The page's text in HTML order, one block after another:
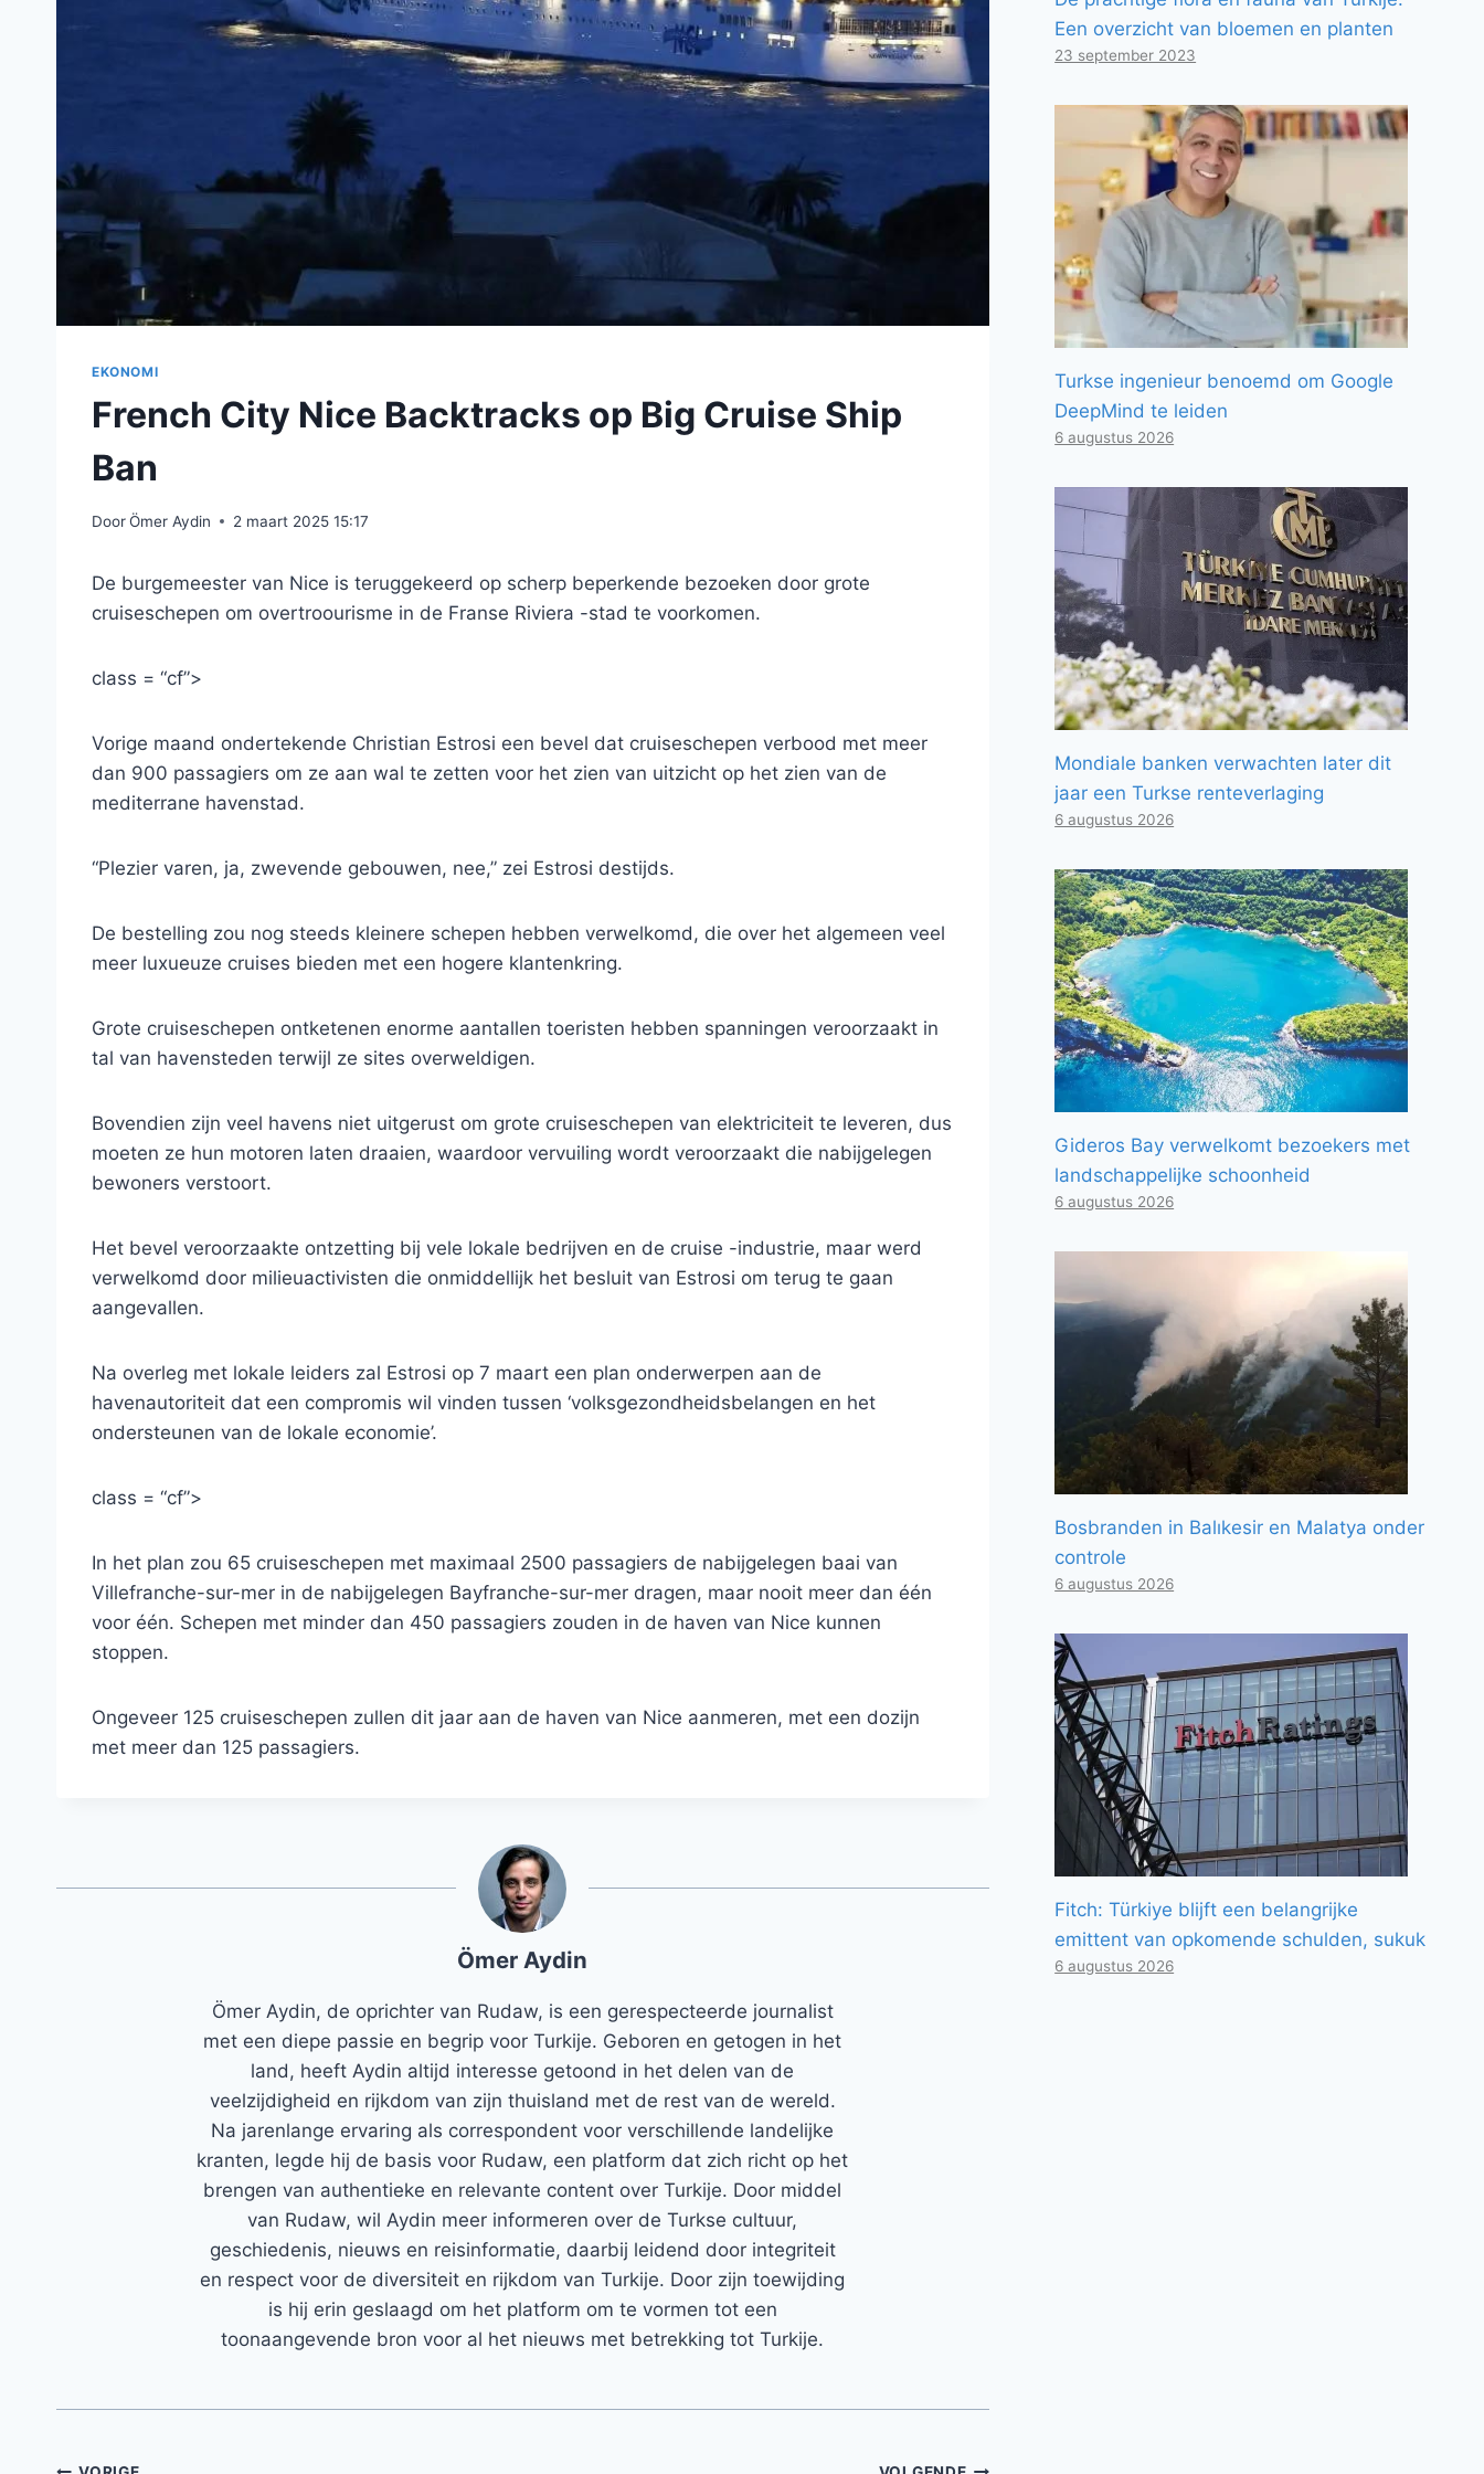
EKONOMI
French City Nice Backtracks op Big Cruise Ship
Ban
DoorÖmer Aydin 2 maart 2025 15:17
De burgemeester van Nice is teruggekeerd op scherp beperkende bezoeken door grote
cruiseschepen om overtroourisme in de Franse Riviera -stad te voorkomen.
class = “cf”>
Vorige maand ondertekende Christian Estrosi een bevel dat cruiseschepen verbood met meer
dan 900 passagiers om ze aan wal te zetten voor het zien van uitzicht op het zien van de
mediterrane havenstad.
“Plezier varen, ja, zwevende gebouwen, nee,” zei Estrosi destijds.
De bestelling zou nog steeds kleinere schepen hebben verwelkomd, die over het algemeen veel
meer luxueuze cruises bieden met een hogere klantenkring.
Grote cruiseschepen ontketenen enorme aantallen toeristen hebben spanningen veroorzaakt in
tal van havensteden terwijl ze sites overweldigen.
Bovendien zijn veel havens niet uitgerust om grote cruiseschepen van elektriciteit te leveren, dus
moeten ze hun motoren laten draaien, waardoor vervuiling wordt veroorzaakt die nabijgelegen
bewoners verstoort.
Het bevel veroorzaakte ontzetting bij vele lokale bedrijven en de cruise -industrie, maar werd
verwelkomd door milieuactivisten die onmiddellijk het besluit van Estrosi om terug te gaan
aangevallen.
Na overleg met lokale leiders zal Estrosi op 7 maart een plan onderwerpen aan de
havenautoriteit dat een compromis wil vinden tussen ‘volksgezondheidsbelangen en het
ondersteunen van de lokale economie’.
class = “cf”>
In het plan zou 65 cruiseschepen met maximaal 2500 passagiers de nabijgelegen baai van
Villefranche-sur-mer in de nabijgelegen Bayfranche-sur-mer dragen, maar nooit meer dan één
voor één. Schepen met minder dan 450 passagiers zouden in de haven van Nice kunnen
stoppen.
Ongeveer 125 cruiseschepen zullen dit jaar aan de haven van Nice aanmeren, met een dozijn
met meer dan 125 passagiers.
Ömer Aydin
Ömer Aydin, de oprichter van Rudaw, is een gerespecteerde journalist
met een diepe passie en begrip voor Turkije. Geboren en getogen in het
land, heeft Aydin altijd interesse getoond in het delen van de
veelzijdigheid en rijkdom van zijn thuisland met de rest van de wereld.
Na jarenlange ervaring als correspondent voor verschillende landelijke
kranten, legde hij de basis voor Rudaw, een platform dat zich richt op het
brengen van authentieke en relevante content over Turkije. Door middel
van Rudaw, wil Aydin meer informeren over de Turkse cultuur,
geschiedenis, nieuws en reisinformatie, daarbij leidend door integriteit
en respect voor de diversiteit en rijkdom van Turkije. Door zijn toewijding
is hij erin geslaagd om het platform om te vormen tot een
toonaangevende bron voor al het nieuws met betrekking tot Turkije.
Een overzicht van bloemen en planten
23 september 2023
Turkse ingenieur benoemd om Google
DeepMind te leiden
6 augustus 2026
Mondiale banken verwachten later dit
jaar een Turkse renteverlaging
6 augustus 2026
Gideros Bay verwelkomt bezoekers met
landschappelijke schoonheid
6 augustus 2026
Bosbranden in Balıkesir en Malatya onder
controle
6 augustus 2026
Fitch: Türkiye blijft een belangrijke
emittent van opkomende schulden, sukuk
6 augustus 2026